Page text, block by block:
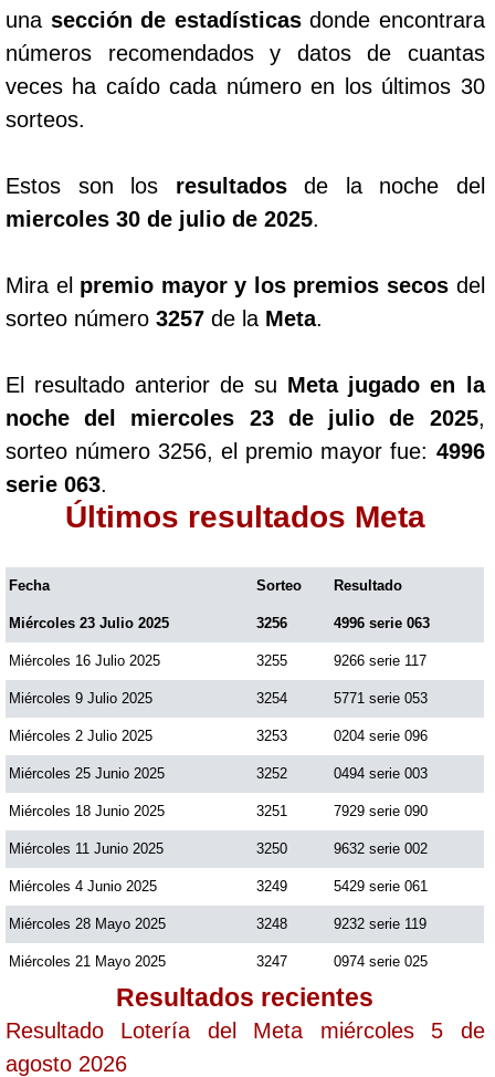
una sección de estadísticasdonde encontrara
números recomendados y datos de cuantas
veces ha caído cada número en los últimos 30
sorteos.
Estos son los resultadosde la noche del
miercoles 30 de julio de 2025.
Mira el premio mayor y los premios secosdel
sorteo número 3257 de la Meta.
El resultado anterior de su Meta jugado en la
noche del miercoles 23 de julio de 2025,
sorteo número 3256, el premio mayor fue: 4996
serie 063.
Últimos resultados Meta
Fecha Sorteo Resultado
Miércoles 23 Julio 2025 3256 4996 serie 063
Miércoles 16 Julio 2025 3255 9266 serie 117
Miércoles 9 Julio 2025 3254 5771 serie 053
Miércoles 2 Julio 2025 3253 0204 serie 096
Miércoles 25 Junio 2025 3252 0494 serie 003
Miércoles 18 Junio 2025 3251 7929 serie 090
Miércoles 11 Junio 2025 3250 9632 serie 002
Miércoles 4 Junio 2025 3249 5429 serie 061
Miércoles 28 Mayo 2025 3248 9232 serie 119
Miércoles 21 Mayo 2025 3247 0974 serie 025
Resultados recientes
Resultado Lotería del Meta miércoles 5 de
agosto 2026